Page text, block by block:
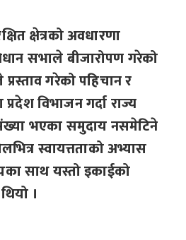
क्षेत्रको अवधारणा
सभाले बीजारोपण गरेको
गरेको पहिचान र
विभाजन गर्दा राज्य
भएका समुदाय नसमेटिने
स्वायत्तताको अभ्यास
साथ यस्तो इकाईको
।